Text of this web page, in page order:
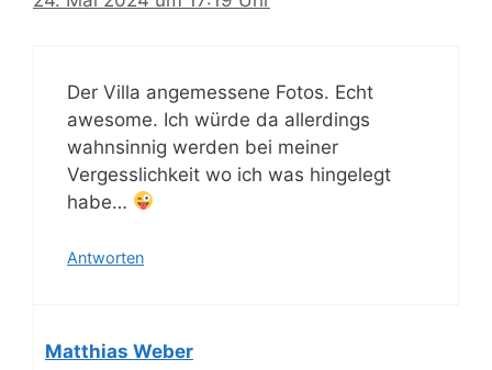
Der Villa angemessene Fotos. Echt
awesome. Ich würde da allerdings
wahnsinnig werden bei meiner
Vergesslichkeit wo ich was hingelegt
habe…
Antworten
Matthias Weber